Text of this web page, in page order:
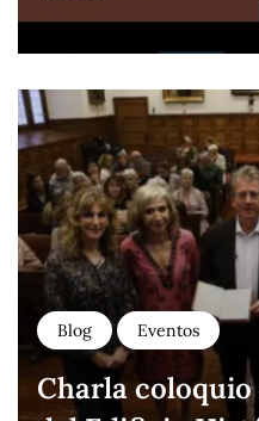
Blog Eventos
Charla coloquio